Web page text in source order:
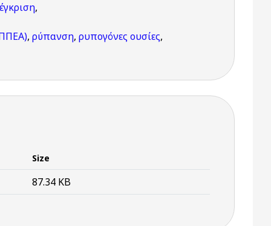
,
, ρύπανση, ρυπογόνες ουσίες,
Size
87.34 KB